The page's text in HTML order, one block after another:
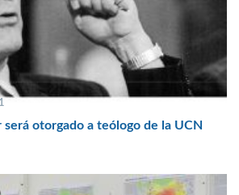
será otorgado a teólogo de la UCN